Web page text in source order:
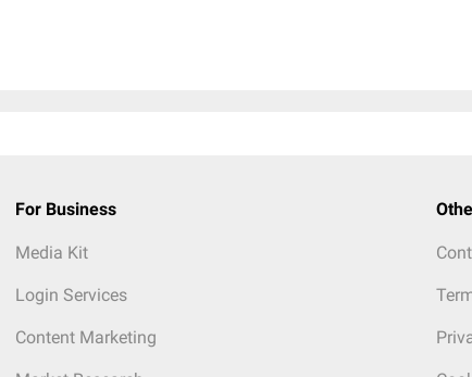
For Business
Media Kit
Login Services
Content Marketing